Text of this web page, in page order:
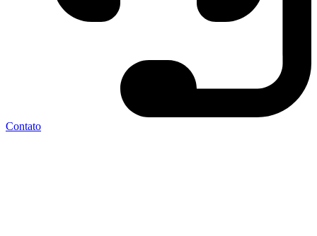
Contato